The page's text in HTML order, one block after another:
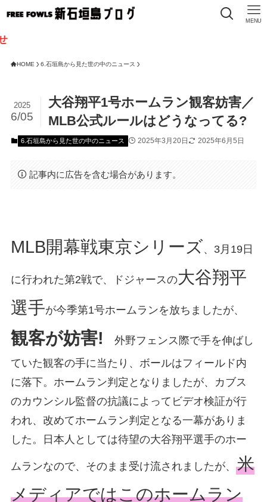
MENU
HOME 6.石垣島から見た世の中のニュース
大谷翔平1号ホームラン観客妨害／
MLB公式ルールはどうなってる?
2025
6/05
6.石垣島から見た世の中のニュース 2025年3月20日 2025年6月5日
記事内に広告を含む場合があります。
MLB開幕戦東京シリーズ、3月19日
に行われた第2戦で、ドジャースの大谷翔平
選手が今季第1号ホームランを放ちましたが、
観客が妨害!
外野フェンス際で手を伸ばし
ていた観客の手に当たり、ボールはフィールド内
に落下。ホームラン判定となりましたが、カブス
のカウンシル監督の抗議によってビデオ検証が行
われ、改めてホームラン判定となる一幕がありま
した。日本人としては待望の大谷翔平選手のホー
ムランなので、そのまま受け流されましたが、 米
メディアではこのホームラン